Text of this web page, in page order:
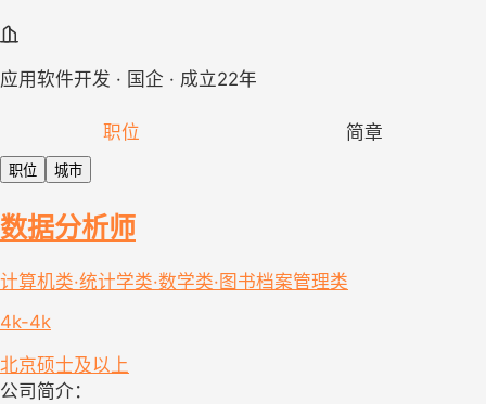
应用软件开发 · 国企 · 成立22年
职位 简章
职位 城市
数据分析师
计算机类·统计学类·数学类·图书档案管理类
4k-4k
北京硕士及以上
公司简介：